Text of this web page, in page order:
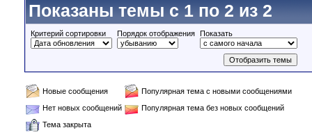
Показаны темы с 1 по 2 из 2
Критерий сортировки Порядок отображения Показать
Новые сообщения
Популярная тема с новыми сообщениями
Нет новых сообщений
Популярная тема без новых сообщений
Тема закрыта